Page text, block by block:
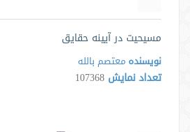
مسیحیت در آیینه حقایق
نویسنده معتصم بالله
تعداد نمایش 107368